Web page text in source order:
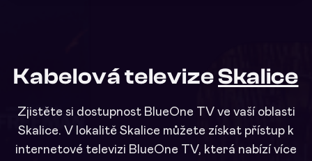
Kabelová televizeSkalice
Zjistěte si dostupnost BlueOne TV ve vaší oblasti
Skalice. V lokalitě Skalice můžete získat přístup k
internetové televizi BlueOne TV, která nabízí více